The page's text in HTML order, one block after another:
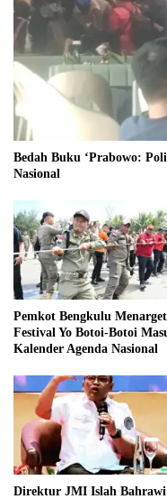
Bedah Buku ‘Prabowo:
Nasional
Pemkot Bengkulu
Festival Yo Botoi-Botoi
Kalender Agenda Nasional
Direktur JMI Islah Bahrawi